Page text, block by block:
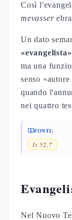
Così
mevasser
Un dato
ma una
senso
quando
nei quattro
FONTI:
Is 52,7
Nel Nuovo